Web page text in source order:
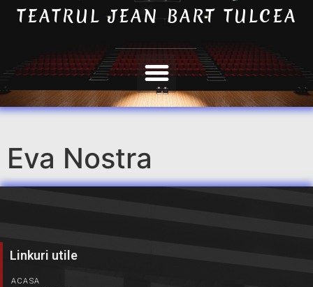
TEATRUL JEAN BART TULCEA
Eva Nostra
Linkuri utile
ACASA